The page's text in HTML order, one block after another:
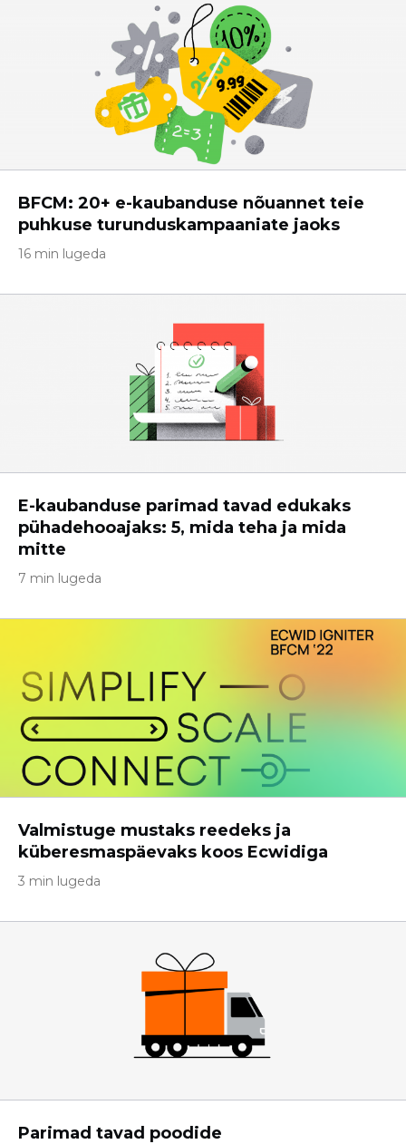
BFCM: 20+ e-kaubanduse nõuannet teie
puhkuse turunduskampaaniate jaoks
16 min lugeda
E-kaubanduse parimad tavad edukaks
pühadehooajaks: 5, mida teha ja mida
mitte
7 min lugeda
Valmistuge mustaks reedeks ja
küberesmaspäevaks koos Ecwidiga
3 min lugeda
Parimad tavad poodide